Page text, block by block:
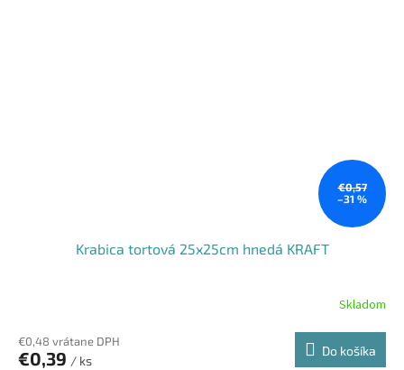
€0,57
–31 %
Krabica tortová 25x25cm hnedá KRAFT
Skladom
€0,48 vrátane DPH
€0,39 / ks
Do košíka